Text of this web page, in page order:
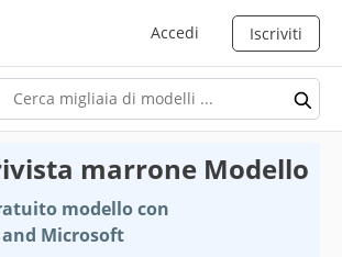
Accedi Iscriviti
marrone Modello
modello con
and Microsoft